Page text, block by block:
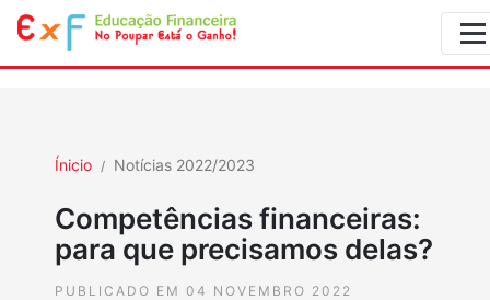
Ínicio Notícias 2022/2023
Competências financeiras:
para que precisamos delas?
PUBLICADO EM 04 NOVEMBRO 2022